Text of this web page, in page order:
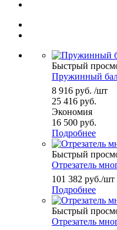
Быстрый
Пружинный
8 916 руб. /шт
25 416 руб.
Экономия
16 500 руб.
Подробнее
Быстрый
Отрезатель
101 382 руб./шт
Подробнее
Быстрый
Отрезатель